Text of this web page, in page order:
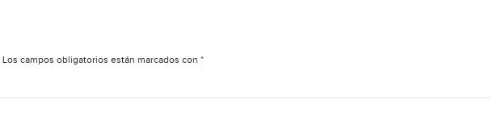
Los campos obligatorios están marcados con *